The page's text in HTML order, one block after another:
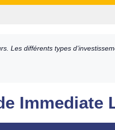
Les différents types
Immediate